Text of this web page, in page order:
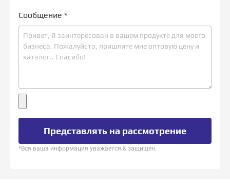
Сообщение *
Представлять на рассмотрение
*Вся ваша информация уважается & защищен.